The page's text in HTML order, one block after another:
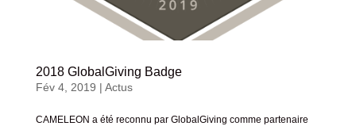
2018 GlobalGiving Badge
Fév 4, 2019 | Actus
CAMELEON a été reconnu par GlobalGiving comme partenaire